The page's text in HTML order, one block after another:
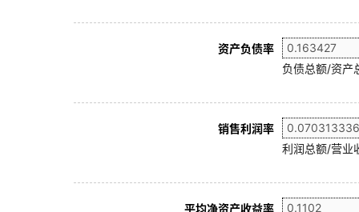
资产负债率
负债总额/资产
销售利润率
利润总额/营业
平均净资产收益率